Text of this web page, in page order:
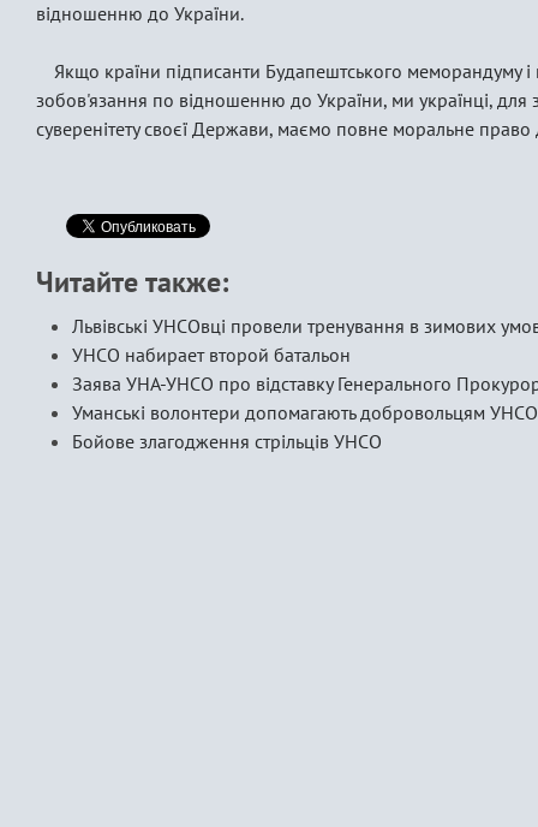
відношенню до України.
Якщо країни підписанти Будапештського меморандуму і
зобов'язання по відношенню до України, ми українці, для
суверенітету своєї Держави, маємо повне моральне право
Читайте также:
Львівські УНСОвці провели тренування в зимових
УНСО набирает второй батальон
Заява УНА-УНСО про відставку Генерального
Уманські волонтери допомагають добровольцям УНСО
Бойове злагодження стрільців УНСО